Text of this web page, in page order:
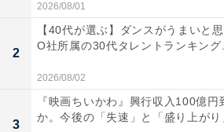
第2位：ムロツヨシさん
2026/08/01
2
【40代が選ぶ】ダンスがうまいと
O社所属の30代タレントランキング
2026/08/02
3
『映画ちいかわ』興行収入100億円
か。今後の「失速」と「盛り上がり